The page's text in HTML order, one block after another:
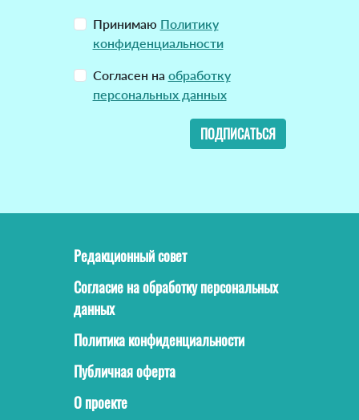
Принимаю Политику
конфиденциальности
Согласен на обработку
персональных данных
ПОДПИСАТЬСЯ
Редакционный совет
Согласие на обработку персональных
данных
Политика конфиденциальности
Публичная оферта
О проекте